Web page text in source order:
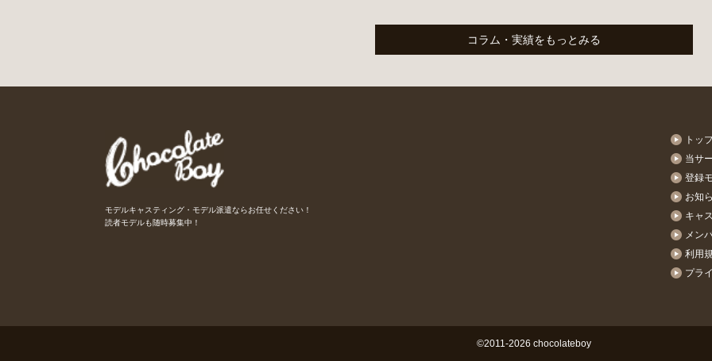
コラム・実績をもっとみる
モデルキャスティング・モデル派遣ならお任せください！
読者モデルも随時募集中！
トッ
当サ
登録
お知
キャ
メン
利用
プラ
©2011-2026 chocolateboy